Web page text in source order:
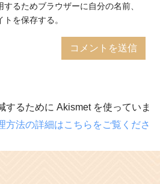
るためブラウザーに自分の名前、
を保存する。
するために Akismet を使っていま
方法の詳細はこちらをご覧くださ